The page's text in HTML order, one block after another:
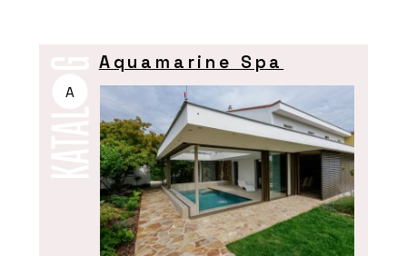
A
Aquamarine Spa